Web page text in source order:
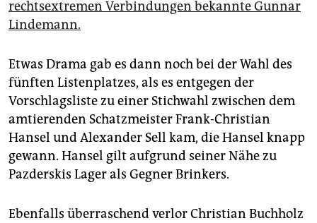
rechtsextremen Verbindungen bekannte Gunnar
Lindemann.
Etwas Drama gab es dann noch bei der Wahl des
fünften Listenplatzes, als es entgegen der
Vorschlagsliste zu einer Stichwahl zwischen dem
amtierenden Schatzmeister Frank-Christian
Hansel und Alexander Sell kam, die Hansel knapp
gewann. Hansel gilt aufgrund seiner Nähe zu
Pazderskis Lager als Gegner Brinkers.
Ebenfalls überraschend verlor Christian Buchholz